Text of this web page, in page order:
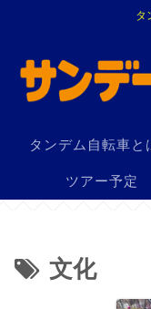
タ
タンデム自転車と
ツアー予定
文化